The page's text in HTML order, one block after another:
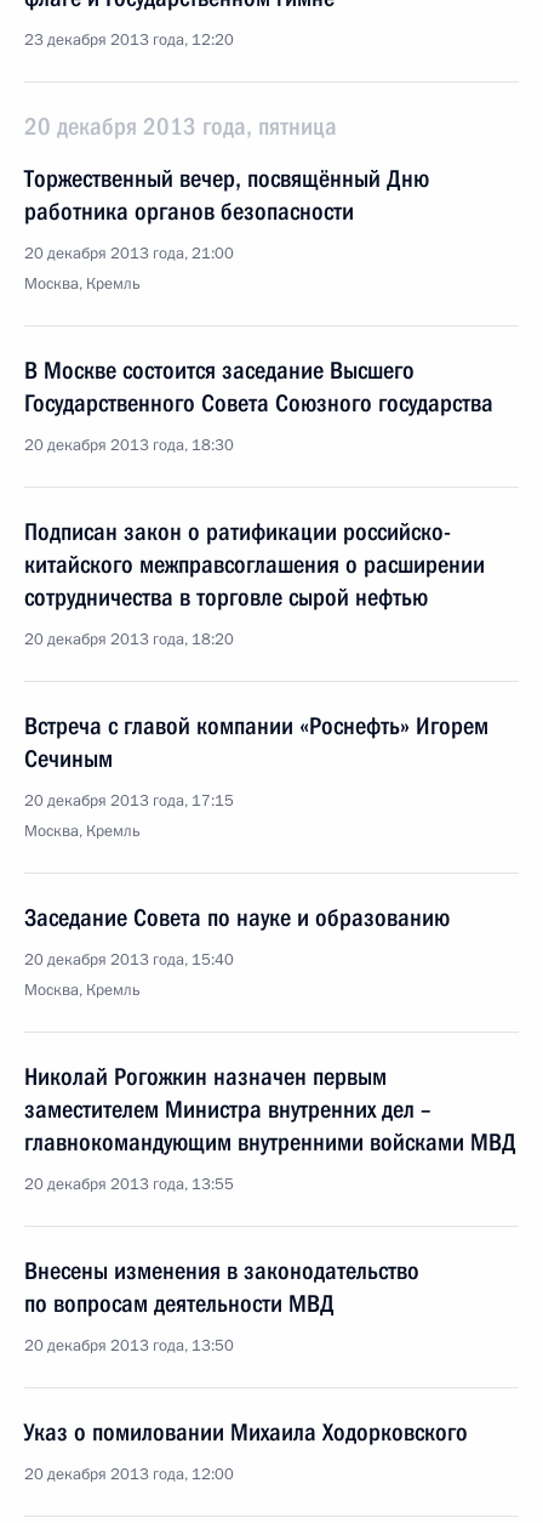
23 декабря 2013 года, 12:20
20 декабря 2013 года, пятница
Торжественный вечер, посвящённый Дню
работника органов безопасности
20 декабря 2013 года, 21:00
Москва, Кремль
В Москве состоится заседание Высшего
Государственного Совета Союзного государства
20 декабря 2013 года, 18:30
Подписан закон о ратификации российско-
китайского межправсоглашения о расширении
сотрудничества в торговле сырой нефтью
20 декабря 2013 года, 18:20
Встреча с главой компании «Роснефть» Игорем
Сечиным
20 декабря 2013 года, 17:15
Москва, Кремль
Заседание Совета по науке и образованию
20 декабря 2013 года, 15:40
Москва, Кремль
Николай Рогожкин назначен первым
заместителем Министра внутренних дел –
главнокомандующим внутренними войсками МВД
20 декабря 2013 года, 13:55
Внесены изменения в законодательство
по вопросам деятельности МВД
20 декабря 2013 года, 13:50
Указ о помиловании Михаила Ходорковского
20 декабря 2013 года, 12:00